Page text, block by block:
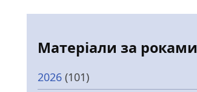
Матеріали за роками
2026 (101)